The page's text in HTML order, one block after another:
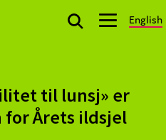
English
til lunsj» er
Årets ildsjel